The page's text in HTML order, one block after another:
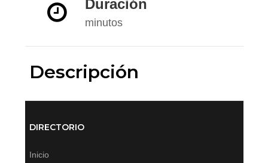
Duración
minutos
Descripción
DIRECTORIO
Inicio